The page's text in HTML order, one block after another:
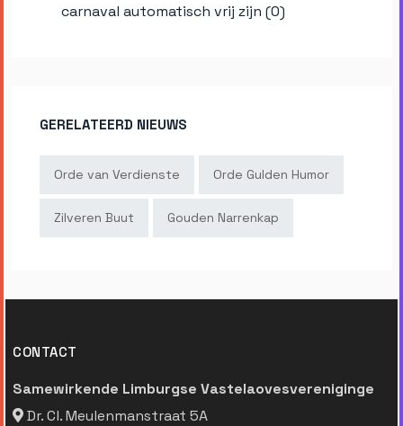
carnaval automatisch vrij zijn (0)
GERELATEERD NIEUWS
Orde van Verdienste Orde Gulden Humor
Zilveren Buut Gouden Narrenkap
CONTACT
Samewirkende Limburgse Vastelaovesvereniginge
Dr. Cl. Meulenmanstraat 5A